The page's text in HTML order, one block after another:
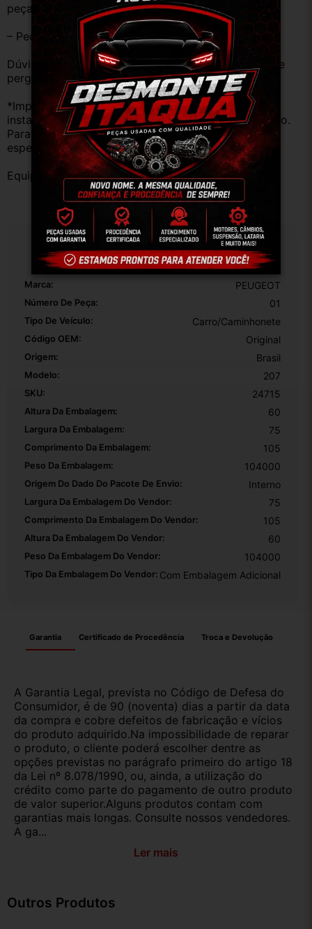
peças estão em BOM ESTADO e foram testadas.
– Peças são ORIGINAIS USADAS.
Dúvidas sobre uso ou aplicação, utilizar o campo de
perguntas;
*Importante: Não nos responsabilizamos por
instalações inadequadas ou uso indevido do produto.
Para evitar problemas, consulte um profissional
especializado.
Equipe DESMONTE ARUJÁ.
Especificações
Marca: PEUGEOT
Número De Peça: 01
Tipo De Veículo: Carro/Caminhonete
Código OEM: Original
Origem: Brasil
Modelo: 207
SKU: 24715
Altura Da Embalagem: 60
Largura Da Embalagem: 75
Comprimento Da Embalagem: 105
Peso Da Embalagem: 104000
Origem Do Dado Do Pacote De Envio: Interno
Largura Da Embalagem Do Vendor: 75
Comprimento Da Embalagem Do Vendor: 105
Altura Da Embalagem Do Vendor: 60
Peso Da Embalagem Do Vendor: 104000
Tipo Da Embalagem Do Vendor: Com Embalagem Adicional
Garantia Certificado de Procedência Troca e Devolução
A Garantia Legal, prevista no Código de Defesa do
Consumidor, é de 90 (noventa) dias a partir da data
da compra e cobre defeitos de fabricação e vícios
do produto adquirido.Na impossibilidade de reparar
o produto, o cliente poderá escolher dentre as
opções previstas no parágrafo primeiro do artigo 18
da Lei nº 8.078/1990, ou, ainda, a utilização do
crédito como parte do pagamento de outro produto
de valor superior.Alguns produtos contam com
garantias mais longas. Consulte nossos vendedores.
A ga...
Ler mais
Outros Produtos